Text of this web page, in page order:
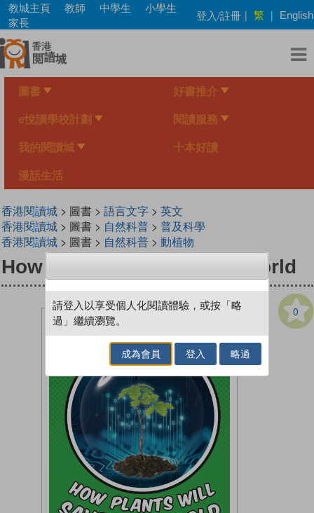
Skip
main
content
教城主頁 教師 中學生
小學生
家長
登入/註冊 | 繁 | English
圖書 好書推介
e悅讀學校計劃 閱讀服務
我的閱讀城 十本好讀
漫話生活
香港閱讀城> 圖書 > 語言文字> 英文
香港閱讀城> 圖書 > 自然科普> 普及科學
香港閱讀城> 圖書 > 自然科普> 動植物
How Plants Will Save the World
0
請登入以享受個人化閱讀體驗，或按「略
過」繼續瀏覽。
成為會員 登入 略過